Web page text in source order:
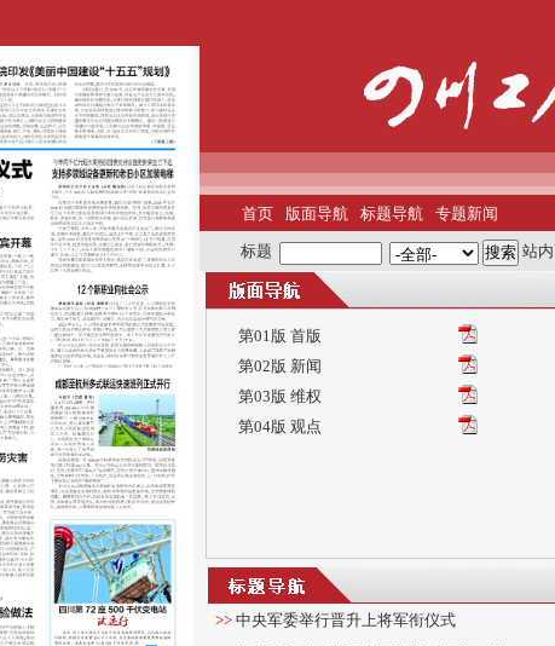
首页 版面导航 标题导航 专题新闻
标题 站
第01版 首版
第02版 新闻
第03版 维权
第04版 观点
>> 中央军委举行晋升上将军衔仪式